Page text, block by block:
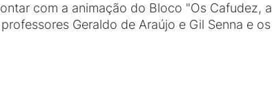
com a animação do Bloco "Os Cafudez, a
Geraldo de Araújo e Gil Senna e os